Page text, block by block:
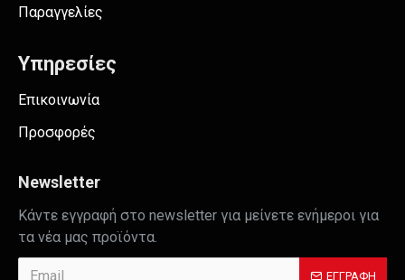
Παραγγελίες
Υπηρεσίες
Επικοινωνία
Προσφορές
Newsletter
Κάντε εγγραφή στο newsletter για μείνετε ενήμεροι για
τα νέα μας προϊόντα.
ΕΓΓΡΑΦΉ